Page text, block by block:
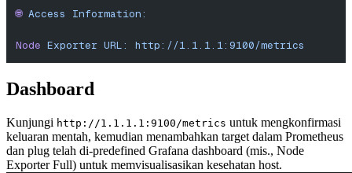
🌐 Access Information:
Node Exporter URL: http://1.1.1.1:9100/metrics
Dashboard
Kunjungi http://1.1.1.1:9100/metrics untuk mengkonfirmasi
keluaran mentah, kemudian menambahkan target dalam Prometheus
dan plug telah di-predefined Grafana dashboard (mis., Node
Exporter Full) untuk memvisualisasikan kesehatan host.